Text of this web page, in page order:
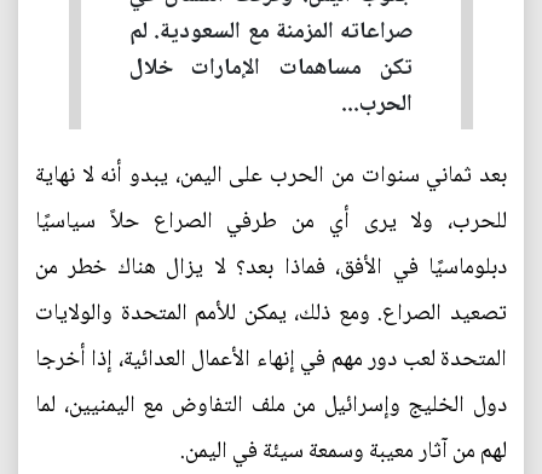
صراعاته المزمنة مع السعودية. لم
تكن مساهمات الإمارات خلال
الحرب...
بعد ثماني سنوات من الحرب على اليمن، يبدو أنه لا نهاية
للحرب، ولا يرى أي من طرفي الصراع حلاً سياسيًا
دبلوماسيًا في الأفق، فماذا بعد؟ لا يزال هناك خطر من
تصعيد الصراع. ومع ذلك، يمكن للأمم المتحدة والولايات
المتحدة لعب دور مهم في إنهاء الأعمال العدائية، إذا أخرجا
دول الخليج وإسرائيل من ملف التفاوض مع اليمنيين، لما
لهم من آثار معيبة وسمعة سيئة في اليمن.